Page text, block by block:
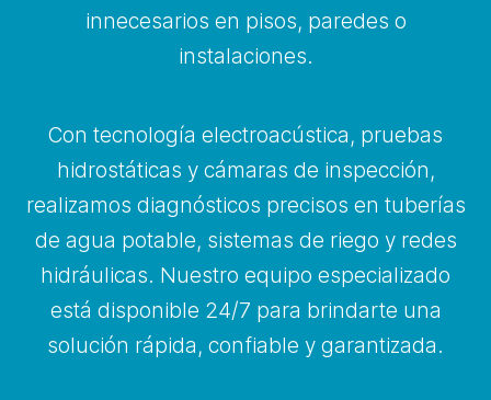
innecesarios en pisos, paredes o
instalaciones.
Con tecnología electroacústica, pruebas
hidrostáticas y cámaras de inspección,
realizamos diagnósticos precisos en tuberías
de agua potable, sistemas de riego y redes
hidráulicas. Nuestro equipo especializado
está disponible 24/7 para brindarte una
solución rápida, confiable y garantizada.